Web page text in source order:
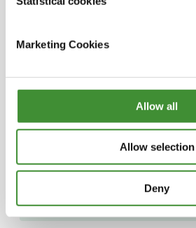
Marketing Cookies
Allow all
Allow selection
Deny
esențial în comunitate.
oferind hrană și prânzuri
parcursul a mai multor ani.
Renumită pentru practicile
porcilor în aer liber, Herdade
Spania, demonstrându-și
livra produse de înaltă
internațională mai largă.